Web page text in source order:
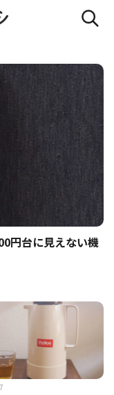
円台に見えない機